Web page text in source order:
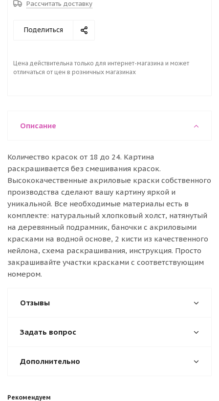
Рассчитать доставку
Поделиться
Цена действительна только для интернет-магазина и может
отличаться от цен в розничных магазинах
Описание
Количество красок от 18 до 24. Картина
раскрашивается без смешивания красок.
Высококачественные акриловые краски собственного
производства сделают вашу картину яркой и
уникальной. Все необходимые материалы есть в
комплекте: натуральный хлопковый холст, натянутый
на деревянный подрамник, баночки с акриловыми
красками на водной основе, 2 кисти из качественного
нейлона, схема раскрашивания, инструкция. Просто
закрашивайте участки красками с соответствующим
номером.
Отзывы
Задать вопрос
Дополнительно
Рекомендуем